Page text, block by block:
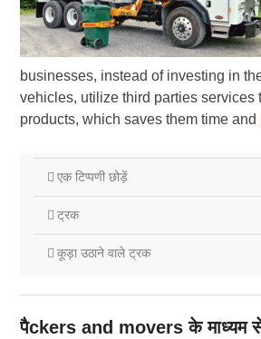
businesses, instead of investing in
vehicles, utilize third parties services
products, which saves them time and
एक टिप्पणी छोड़ें
ट्रक
कूड़ा उठाने वाले ट्रक
पैckers and movers के माध्यम से